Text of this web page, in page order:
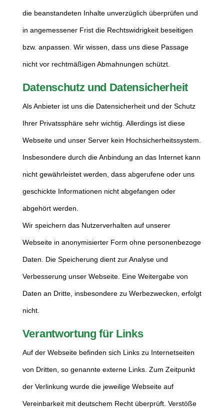
die beanstandeten Inhalte unverzüglich überprüfen und
in angemessener Frist die Rechtswidrigkeit beseitigen
bzw. anpassen. Wir wissen, dass uns diese Passage
nicht vor rechtmäßigen Abmahnungen schützt.
Datenschutz und Datensicherheit
Als Anbieter ist uns die Datensicherheit und der Schutz
Ihrer Privatssphäre sehr wichtig. Allerdings ist diese
Webseite und unser Server kein Hochsicherheitssystem.
Insbesondere durch die Anbindung an das Internet kann
nicht gewährleistet werden, dass abgerufene oder uns
geschickte Informationen nicht abgefangen oder
abgehört werden.
Wir speichern das Nutzerverhalten auf unserer
Webseite in anonymisierter Form ohne personenbezoge
Daten. Die Speicherung dient zur Analyse und
Verbesserung unser Webseite. Eine Weitergabe von
Daten an Dritte, insbesondere zu Werbezwecken, erfolgt
nicht.
Verantwortung für Links
Auf der Webseite befinden sich Links zu Internetseiten
von Dritten, so genannte externe Links. Zum Zeitpunkt
der Verlinkung wurde die jeweilige Webseite auf
Vereinbarkeit mit deutschem Recht überprüft. Verstöße